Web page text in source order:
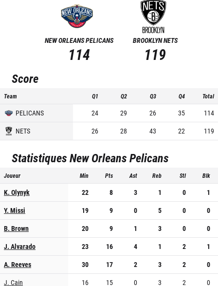
NEW ORLEANS PELICANS
114
BROOKLYN NETS
119
Score
Team Q1 Q2 Q3 Q4 Total
PELICANS 24 29 26 35
114
NETS
26 28 43 22 119
StatistiquesNew Orleans Pelicans
Joueur Min Pts Ast Reb Stl Blk
K. Olynyk 22 8 3 1 0
1
Y. Missi
19 9 0 5 0
0
B. Brown
20 9 1 3 0
0
J. Alvarado
23 16 4 1 2
1
A. Reeves
30 17 2 3 2
0
J. Cain
16 15 0 3 2
0